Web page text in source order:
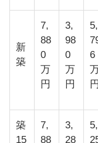
新
築
7,
88
0
万
円
3,
98
0
万
円
5,
6
円
築
15
7,
88
3,
28
5,